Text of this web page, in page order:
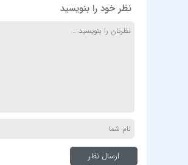
نظر خود را بنویسید